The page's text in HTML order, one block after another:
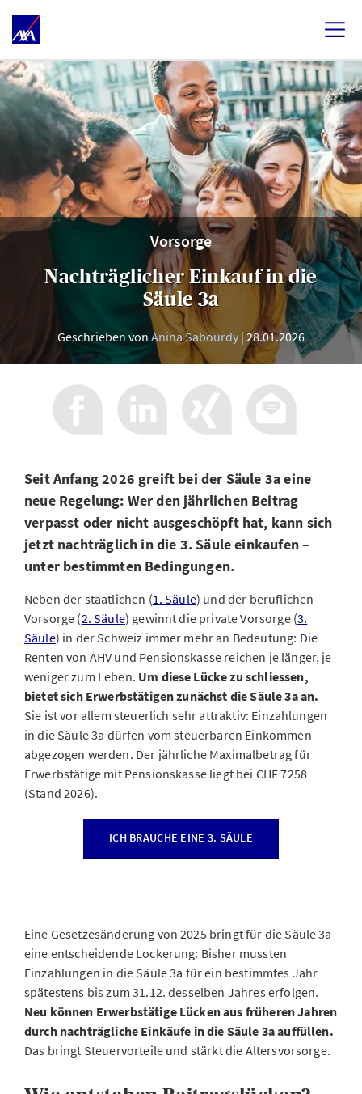
Vorsorge
Nachträglicher Einkauf in die
Säule 3a
Geschrieben von Anina Sabourdy 28.01.2026
Seit Anfang 2026 greift bei der Säule 3a eine
neue Regelung: Wer den jährlichen Beitrag
verpasst oder nicht ausgeschöpft hat, kann sich
jetzt nachträglich in die 3. Säule einkaufen –
unter bestimmten Bedingungen.
Neben der staatlichen (1. Säule) und der beruflichen
Vorsorge (2. Säule) gewinnt die private Vorsorge (3.
Säule) in der Schweiz immer mehr an Bedeutung: Die
Renten von AHV und Pensionskasse reichen je länger, je
weniger zum Leben. Um diese Lücke zu schliessen,
bietet sich Erwerbstätigen zunächst die Säule 3a an.
Sie ist vor allem steuerlich sehr attraktiv: Einzahlungen
in die Säule 3a dürfen vom steuerbaren Einkommen
abgezogen werden. Der jährliche Maximalbetrag für
Erwerbstätige mit Pensionskasse liegt bei CHF 7258
(Stand 2026).
ICH BRAUCHE EINE 3. SÄULE
Eine Gesetzesänderung von 2025 bringt für die Säule 3a
eine entscheidende Lockerung: Bisher mussten
Einzahlungen in die Säule 3a für ein bestimmtes Jahr
spätestens bis zum 31.12. desselben Jahres erfolgen.
Neu können Erwerbstätige Lücken aus früheren Jahren
durch nachträgliche Einkäufe in die Säule 3a auffüllen.
Das bringt Steuervorteile und stärkt die Altersvorsorge.